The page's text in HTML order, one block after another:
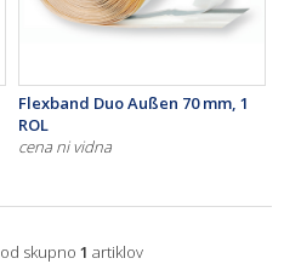
Flexband Duo Außen 70 mm, 1
ROL
cena ni vidna
od skupno 1 artiklov